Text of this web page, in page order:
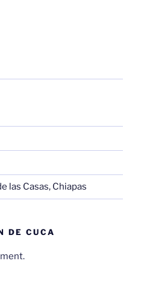
las Casas, Chiapas
DE CUCA